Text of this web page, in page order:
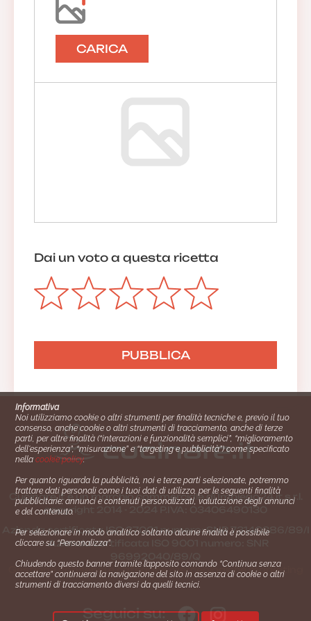
CARICA
Dai un voto a questa ricetta
Cucinare.it è un marchio commerciale di Impiego24.it s.r.l.
copyright 2014 - 2024 P.IVA: 03406490130
Azienda certiﬁcata ISO 27001 numero: SNR 73140386/89/I
- Azienda certiﬁcata ISO 9001 numero: SNR
Gestione consensi e categorie merceologiche marketing
Seguici su:
Informativa
Noi utilizziamo cookie o altri strumenti per finalità tecniche e, previo il tuo
consenso, anche cookie o altri strumenti di tracciamento, anche di terze
parti, per altre finalità (“interazioni e funzionalità semplici”, “miglioramento
dell'esperienza”, “misurazione” e “targeting e pubblicità”) come specificato
nellacookie policy.
Per quanto riguarda la pubblicità, noi e terze parti selezionate, potremmo
trattare dati personali come i tuoi dati di utilizzo, per le seguenti finalità
pubblicitarie: annunci e contenuti personalizzati, valutazione degli annunci
e del contenuto.
Per selezionare in modo analitico soltanto alcune finalità è possibile
cliccare su “Personalizza”.
Chiudendo questo banner tramite l’apposito comando “Continua senza
accettare” continuerai la navigazione del sito in assenza di cookie o altri
strumenti di tracciamento diversi da quelli tecnici.